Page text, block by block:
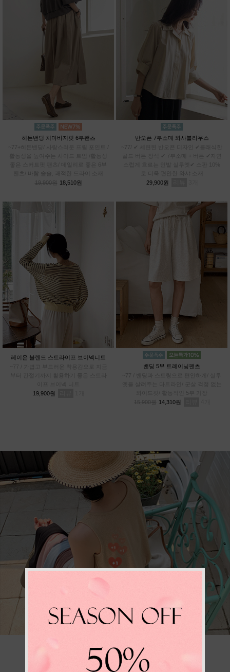
히든밴딩 치마바지핏 6부팬츠
~77+히든밴딩/ 사랑스러운 프릴 포인트 /
활동성을 높여주는 사이드 트임 /활동성
좋은 스커트핏 팬츠/ 데일리로 좋은 6부
팬츠/ 바람 솔솔, 쾌적한 드라이 소재
19,900원
18,510원
반오픈 7부소매 와샤블라우스
~77/ ✔ 세련된 반오픈 디자인 ✔클래식한
골드 버튼 장식 ✔ 7부소매 + 버튼 ✔자연
스럽게 흐르는 언발 실루엣✔ 스판 10%
로 더욱 편안한 와샤 소재
29,900원
레이온 블렌드 스트라이프 브이넥니트
부터 간절기까지 활용하기 좋은 스트라
19,900원
밴딩 5부 트레이닝팬츠
~77 / 밴딩과 스트링으로 편안하게/ 실루
엣을 살려주는 다트라인/ 군살 걱정 없는
와이드핏/ 활동적인 5부 기장
15,900원 14,310원